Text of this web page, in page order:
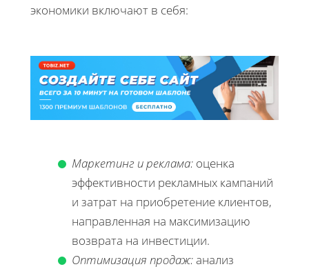
экономики включают в себя:
Маркетинг и реклама: оценка
эффективности рекламных кампаний
и затрат на приобретение клиентов,
направленная на максимизацию
возврата на инвестиции.
Оптимизация продаж:анализ